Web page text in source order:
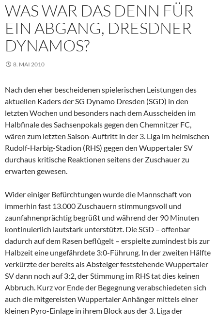
WAS WAR DAS DENN FÜR
EIN ABGANG, DRESDNER
DYNAMOS?
8. MAI 2010
Nach den eher bescheidenen spielerischen Leistungen des
aktuellen Kaders der SG Dynamo Dresden (SGD) in den
letzten Wochen und besonders nach dem Ausscheiden im
Halbfinale des Sachsenpokals gegen den Chemnitzer FC,
wären zum letzten Saison-Auftritt in der 3. Liga im heimischen
Rudolf-Harbig-Stadion (RHS) gegen den Wuppertaler SV
durchaus kritische Reaktionen seitens der Zuschauer zu
erwarten gewesen.
Wider einiger Befürchtungen wurde die Mannschaft von
immerhin fast 13.000 Zuschauern stimmungsvoll und
zaunfahnenprächtig begrüßt und während der 90 Minuten
kontinuierlich lautstark unterstützt. Die SGD – offenbar
dadurch auf dem Rasen beflügelt – erspielte zumindest bis zur
Halbzeit eine ungefährdete 3:0-Führung. In der zweiten Hälfte
verkürzte der bereits als Absteiger feststehende Wuppertaler
SV dann noch auf 3:2, der Stimmung im RHS tat dies keinen
Abbruch. Kurz vor Ende der Begegnung verabschiedeten sich
auch die mitgereisten Wuppertaler Anhänger mittels einer
kleinen Pyro-Einlage in ihrem Block aus der 3. Liga der